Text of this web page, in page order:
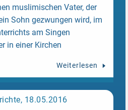
muslimischen Vater, der
Sohn gezwungen wird, im
am Singen
in einer Kirchen
akzeptiert das Urteil
des IZRS vor die
Weiterlesen
18.05.2016